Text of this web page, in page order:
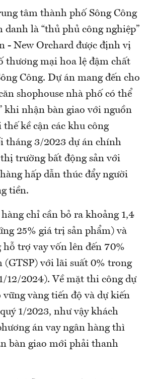
tâm thành phố Sông Công
danh là “thủ phủ công nghiệp”
- New Orchard được định vị
thương mại hoa lệ đậm chất
Công. Dự án mang đến cho
shophouse nhà phố có thể
khi nhận bàn giao với nguồn
thế kề cận các khu công
tháng 3/2023 dự án chính
thị trường bất động sản với
hấp dẫn thúc đẩy người
tiền.
chỉ cần bỏ ra khoảng 1,4
25% giá trị sản phẩm) và
hỗ trợ vay vốn lên đến 70%
(GTSP) với lãi suất 0% trong
12/2024). Về mặt thi công dự
vững vàng tiến độ và dự kiến
1/2023, như vậy khách
án vay ngân hàng thì
bàn giao mới phải thanh